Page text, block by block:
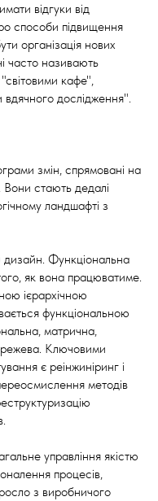
відгуки від
способи підвищення
організація нових
часто називають
кафе",
дослідження".
змін, спрямовані на
Вони стають дедалі
ландшафті з
дизайн. Функціональна
як вона працюватиме.
ієрархічною
функціональною
матрична,
Ключовими
є реінжиніринг і
методів
управління якістю
процесів,
з виробничого